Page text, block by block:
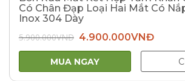
Có Chân Đạp Loại Hai Mắt Có
Inox 304 Dày
5.900.000VNĐ Giá
gốc
là:
5.900.000VNĐ.
4.900.000VNĐGiá
tại
MUA NGAY